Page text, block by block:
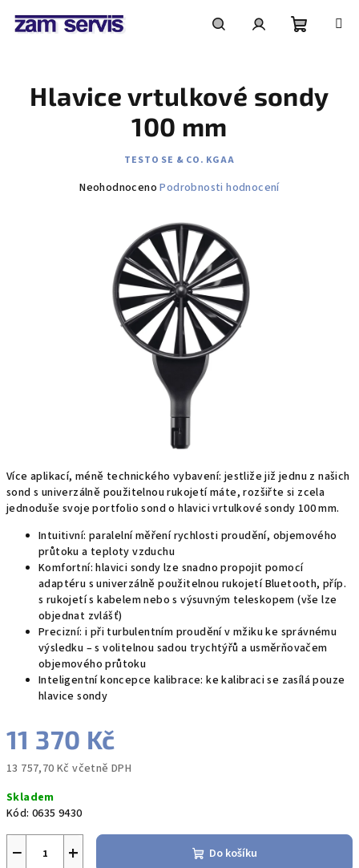
košík
Více aplikací, méně technického vybavení: jestliže již jednu z našich
sond s univerzálně použitelnou rukojetí máte, rozšiřte si zcela
jednoduše svoje portfolio sond o hlavici vrtulkové sondy 100 mm.
Intuitivní: paralelní měření rychlosti proudění, objemového
průtoku a teploty vzduchu
Komfortní: hlavici sondy lze snadno propojit pomocí
adaptéru s univerzálně použitelnou rukojetí Bluetooth, příp.
s rukojetí s kabelem nebo s výsuvným teleskopem (vše lze
objednat zvlášť)
Precizní: i při turbulentním proudění v mžiku ke správnému
výsledku – s volitelnou sadou trychtýřů a usměrňovačem
objemového průtoku
Inteligentní koncepce kalibrace: ke kalibraci se zasílá pouze
hlavice sondy
11 370 Kč
13 757,70 Kč včetně DPH
cena:
Skladem
Kód: 0635 9430
+
− Do košíku
Hlavice vrtulkové sondy
100 mm
TESTO SE & CO. KGAA
Průměrné
hvězdiček.
Neohodnoceno Podrobnosti hodnocení